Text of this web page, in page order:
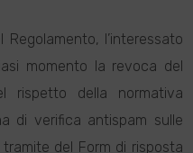
Regolamento, l’interessato
momento la revoca del
rispetto della normativa
di verifica antispam sulle
del Form di risposta